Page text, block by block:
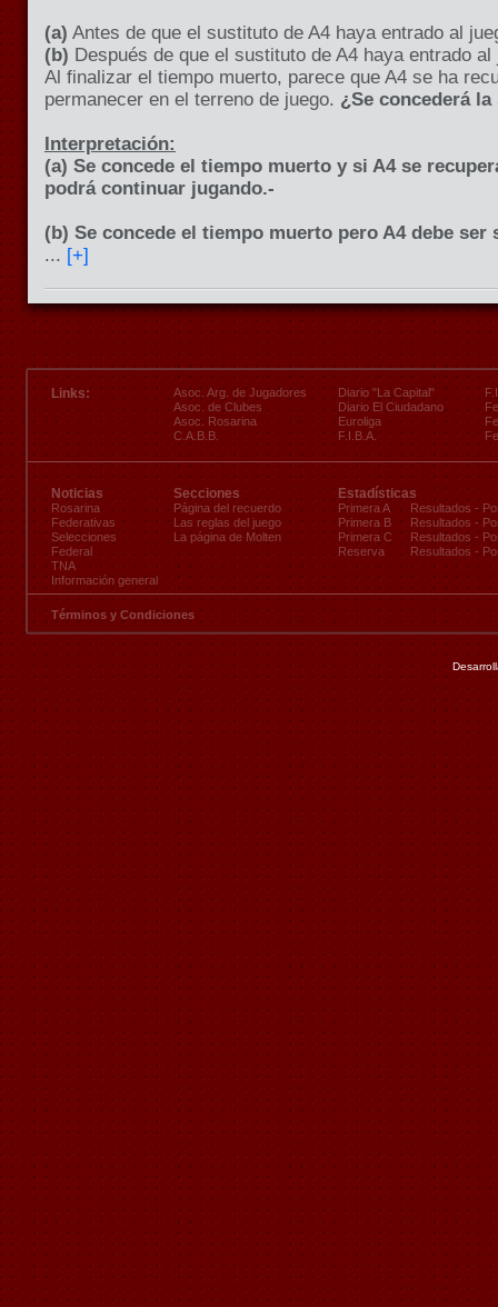
(a) Antes de que el sustituto de A4 haya entrado al
(b) Después de que el sustituto de A4 haya entrado al
Al finalizar el tiempo muerto, parece que A4 se ha
permanecer en el terreno de juego. ¿Se concederá
Interpretación:
(a) Se concede el tiempo muerto y si A4 se
podrá continuar jugando.-
(b) Se concede el tiempo muerto pero A4 debe ser
... [+]
Links:
Asoc. Arg. de Jugadores
Asoc. de Clubes
Asoc. Rosarina
C.A.B.B.
Diario "La Capital"
Diario El Ciudadano
Euroliga
F.I.B.A.
Noticias
Rosarina
Federativas
Selecciones
Federal
TNA
Información general
Secciones
Página del recuerdo
Las reglas del juego
La página de Molten
Estadísticas
Primera A
Primera B
Primera C
Reserva
Resultados -
Resultados -
Resultados -
Resultados -
Términos y Condiciones